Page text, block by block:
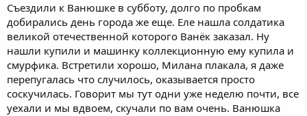
Съездили к Ванюшке в субботу, долго по пробкам
добирались день города же еще. Еле нашла солдатика
великой отечественной которого Ванёк заказал. Ну
нашли купили и машинку коллекционную ему купила и
смурфика. Встретили хорошо, Милана плакала, я даже
перепугалась что случилось, оказывается просто
соскучилась. Говорит мы тут одни уже неделю почти, все
уехали и мы вдвоем, скучали по вам очень. Ванюшка